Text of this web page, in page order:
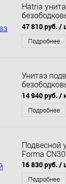
Hatria
антрацит
47 810 руб. /
Подробнее
Унитаз
сиденьем в
14 940 руб. /
Подробнее
Подвесной
Forma
16 830 руб. /
Подробнее